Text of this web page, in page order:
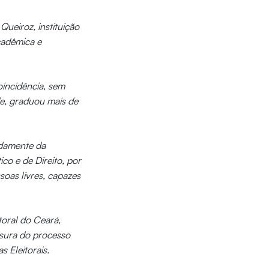
instituição
e
sem
graduou mais de
da
e de Direito, por
livres, capazes
do Ceará,
do processo
Eleitorais.